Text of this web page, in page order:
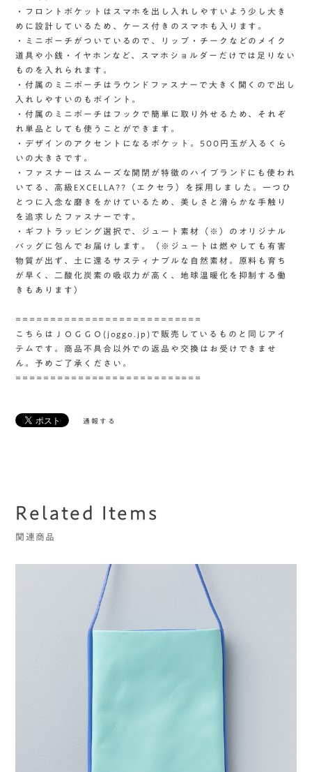
・フロントポケットはスマホを出し入れしやすいよう少し大き
めに設計しているため、ケース付きのスマホも入ります。
・ミニポーチがついているので、リップ・チークなどのメイク
道具や小銭・イヤホンなど、スマホショルダーだけでは足りない
ものを入れられます。
・付属のミニポーチはラウンドファスナーで大きく開くので出し
入れしやすいのもポイント。
・付属のミニポーチはフックで簡単に取り外せるため、それぞ
れ単品としても使うことができます。
・デザインのアクセントになるポケット。500円玉が入るくら
いの大きさです。
・ファスナーはスムーズな開閉が特徴のハイブランドにも使われ
いてる、高級EXCELLA??（エクセラ）を採用しました。一つひ
とつに入念な磨きをかけているため、美しさと滑らかな手触り
を追求したファスナーです。
・ギフトラッピング選択で、ジュート素材（※）のオリジナル
バッグに包んでお届けします。（※ジュートは燃やしても有害
物質が出ず、土に還るサスティナブルな自然素材。原料も育ち
が早く、二酸化炭素の吸収力が高く、地球温暖化を抑制する働
きもあります）
===========================
こちらはＪＯＧＧＯ(joggo.jp)で販売しているものと同じアイ
テムです。商品不具合以外での返品や交換はお受けできませ
ん。予めご了承ください。
===========================
通報する
Related Items
関連商品